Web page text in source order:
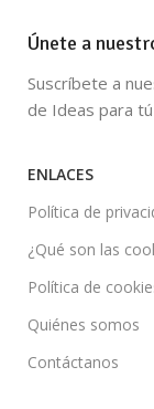
Únete a
Suscríbete a
de Ideas para
ENLACES
Política de
¿Qué son las
Política de
Quiénes somos
Contáctanos